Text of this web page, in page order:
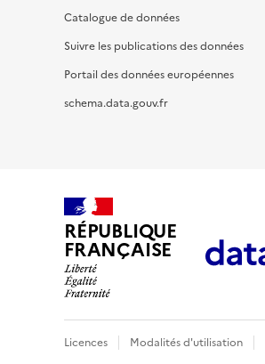
Catalogue de données
Suivre les publications des données
Portail des données européennes
schema.data.gouv.fr
RÉPUBLIQUE
FRANÇAISE
Licences Modalités d'utilisation